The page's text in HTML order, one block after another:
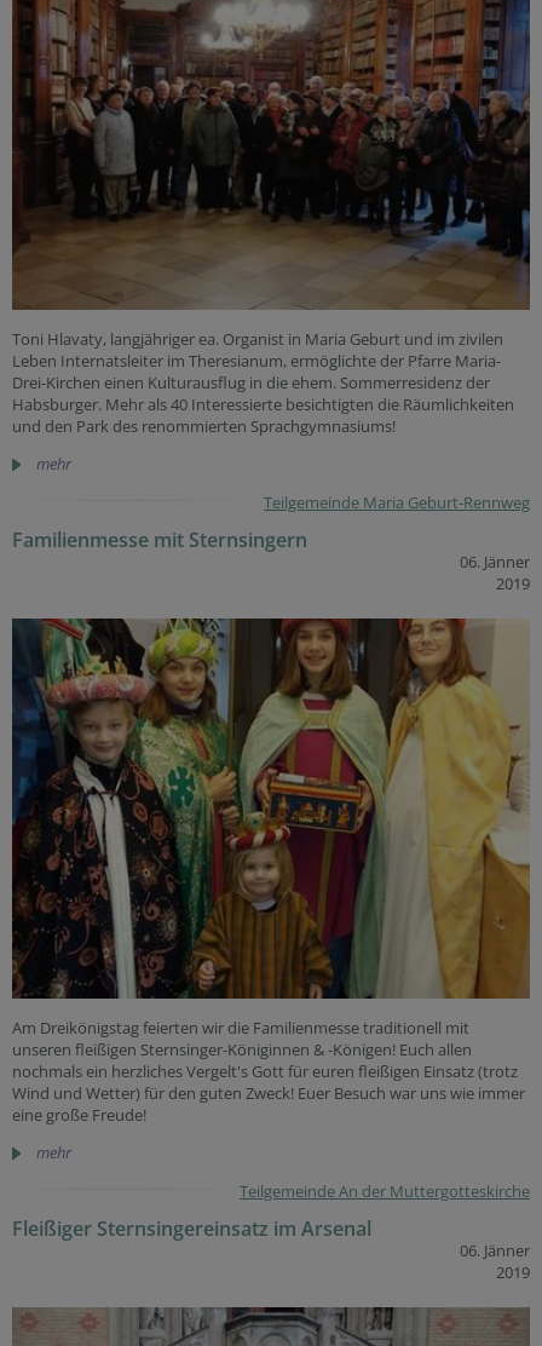
Toni Hlavaty, langjähriger ea. Organist in Maria Geburt und im zivilen
Leben Internatsleiter im Theresianum, ermöglichte der Pfarre Maria-
Drei-Kirchen einen Kulturausflug in die ehem. Sommerresidenz der
Habsburger. Mehr als 40 Interessierte besichtigten die Räumlichkeiten
und den Park des renommierten Sprachgymnasiums!
mehr
Teilgemeinde Maria Geburt-Rennweg
Familienmesse mit Sternsingern
06. Jänner
2019
Am Dreikönigstag feierten wir die Familienmesse traditionell mit
unseren fleißigen Sternsinger-Königinnen & -Königen! Euch allen
nochmals ein herzliches Vergelt's Gott für euren fleißigen Einsatz (trotz
Wind und Wetter) für den guten Zweck! Euer Besuch war uns wie immer
eine große Freude!
mehr
Teilgemeinde An der Muttergotteskirche
Fleißiger Sternsingereinsatz im Arsenal
06. Jänner
2019